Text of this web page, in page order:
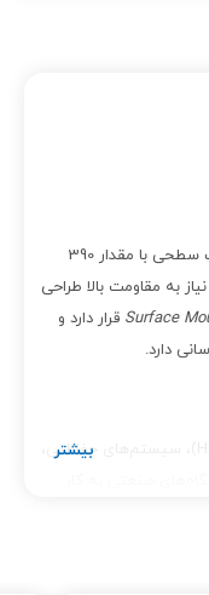
با مقدار 390
به مقاومت بالا طراحی
Surface قرار دارد و
این مقاومت در مدارات ولتاژ بالا (High Voltage)، سیستم‌های حفاظتی،